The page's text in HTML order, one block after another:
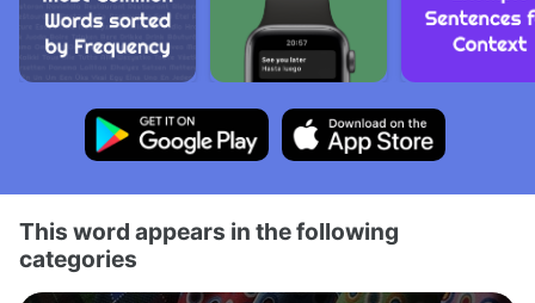
This word appears in the following
categories